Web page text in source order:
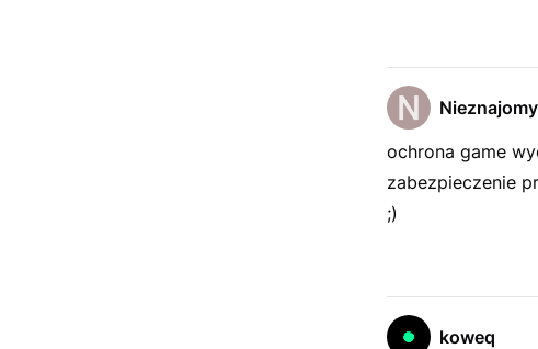
ochrona game
zabezpieczenie
;)
koweq